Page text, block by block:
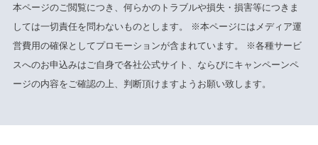
本ページのご閲覧につき、何らかのトラブルや損失・損害等につきま
しては一切責任を問わないものとします。 ※本ページにはメディア運
営費用の確保としてプロモーションが含まれています。 ※各種サービ
スへのお申込みはご自身で各社公式サイト、ならびにキャンペーンペ
ージの内容をご確認の上、判断頂けますようお願い致します。